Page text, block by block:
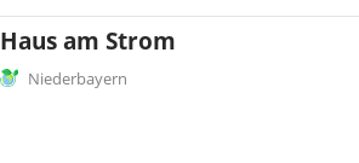
Haus am Strom
Niederbayern